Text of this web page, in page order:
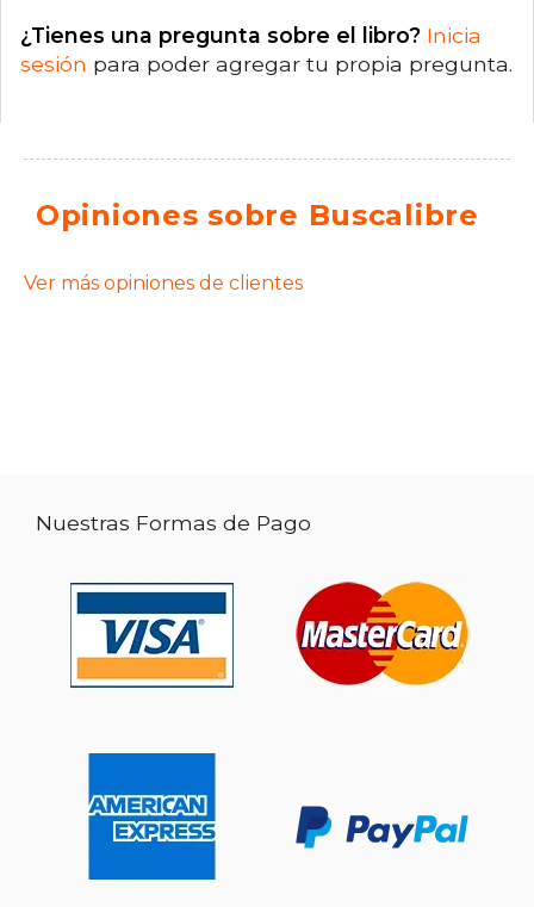
¿Tienes una pregunta sobre el libro? Inicia
sesión para poder agregar tu propia pregunta.
Opiniones sobre Buscalibre
Ver más opiniones de clientes
Nuestras Formas de Pago